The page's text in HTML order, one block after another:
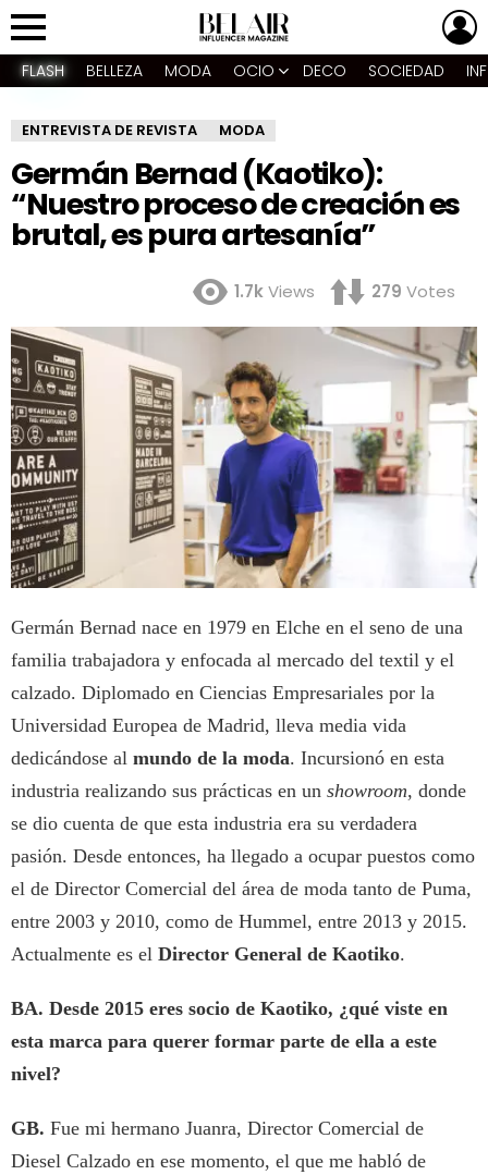
Menu
FLASH BELLEZA MODA OCIO DECO SOCIEDAD
ENTREVISTA DE REVISTA MODA
Germán Bernad (Kaotiko):
“Nuestro proceso de creación es
brutal, es pura artesanía”
1.7kViews 279 Votes
Germán Bernad nace en 1979 en Elche en el seno de una
familia trabajadora y enfocada al mercado del textil y el
calzado. Diplomado en Ciencias Empresariales por la
Universidad Europea de Madrid, lleva media vida
dedicándose al mundo de la moda. Incursionó en esta
industria realizando sus prácticas en un showroom, donde
se dio cuenta de que esta industria era su verdadera
pasión. Desde entonces, ha llegado a ocupar puestos como
el de Director Comercial del área de moda tanto de Puma,
entre 2003 y 2010, como de Hummel, entre 2013 y 2015.
Actualmente es el Director General de Kaotiko.
BA. Desde 2015 eres socio de Kaotiko, ¿qué viste en
esta marca para querer formar parte de ella a este
nivel?
GB. Fue mi hermano Juanra, Director Comercial de
Diesel Calzado en ese momento, el que me habló de